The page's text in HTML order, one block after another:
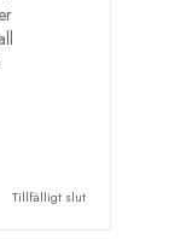
Tillfälligt slut